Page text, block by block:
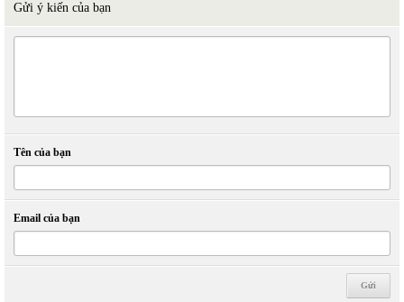
Gửi ý kiến của bạn
Tên của bạn
Email của bạn